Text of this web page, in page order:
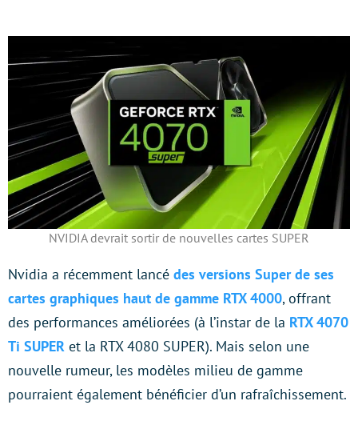
NVIDIA devrait sortir de nouvelles cartes SUPER
Nvidia a récemment lancé des versions Super de ses
cartes graphiques haut de gamme RTX 4000, offrant
des performances améliorées (à l’instar de la RTX 4070
Ti SUPER et la RTX 4080 SUPER). Mais selon une
nouvelle rumeur, les modèles milieu de gamme
pourraient également bénéficier d’un rafraîchissement.